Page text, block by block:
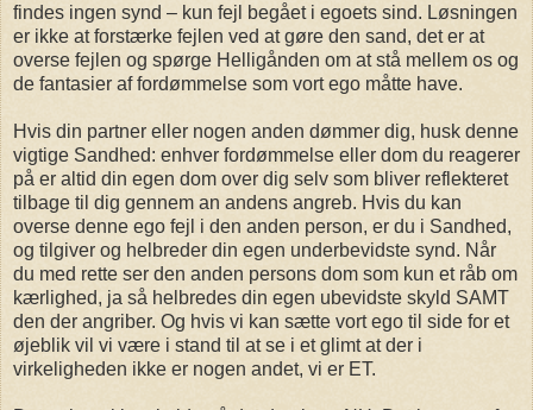
findes ingen synd – kun fejl begået i egoets sind. Løsningen
er ikke at forstærke fejlen ved at gøre den sand, det er at
overse fejlen og spørge Helligånden om at stå mellem os og
de fantasier af fordømmelse som vort ego måtte have.
Hvis din partner eller nogen anden dømmer dig, husk denne
vigtige Sandhed: enhver fordømmelse eller dom du reagerer
på er altid din egen dom over dig selv som bliver reflekteret
tilbage til dig gennem an andens angreb. Hvis du kan
overse denne ego fejl i den anden person, er du i Sandhed,
og tilgiver og helbreder din egen underbevidste synd. Når
du med rette ser den anden persons dom som kun et råb om
kærlighed, ja så helbredes din egen ubevidste skyld SAMT
den der angriber. Og hvis vi kan sætte vort ego til side for et
øjeblik vil vi være i stand til at se i et glimt at der i
virkeligheden ikke er nogen andet, vi er ET.